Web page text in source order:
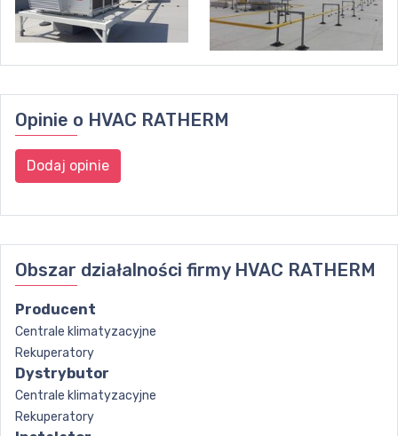
Opinie o HVAC RATHERM
Dodaj opinie
Obszar działalności firmy HVAC RATHERM
Producent
Centrale klimatyzacyjne
Rekuperatory
Dystrybutor
Centrale klimatyzacyjne
Rekuperatory